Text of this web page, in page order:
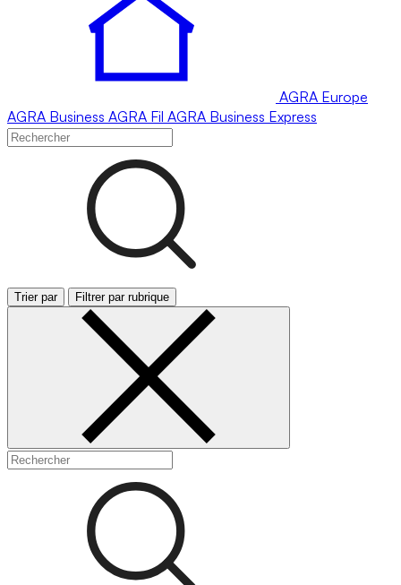
AGRA Europe
AGRA Business AGRA Fil AGRA Business Express
Trier par Filtrer par rubrique